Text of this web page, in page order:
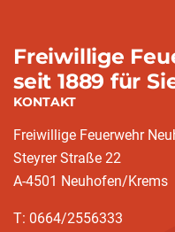
Freiwillige
seit 1889 für
KONTAKT
Freiwillige Feuerwehr
Steyrer Straße 22
A-4501 Neuhofen/Krems
T: 0664/2556333